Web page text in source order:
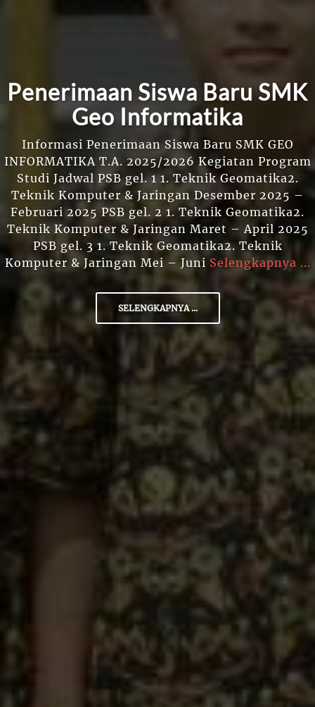
Penerimaan Siswa Baru SMK
Geo Informatika
Informasi Penerimaan Siswa Baru SMK GEO
INFORMATIKA T.A. 2025/2026 Kegiatan Program
Studi Jadwal PSB gel. 1 1. Teknik Geomatika2.
Teknik Komputer & Jaringan Desember 2025 –
Februari 2025 PSB gel. 2 1. Teknik Geomatika2.
Teknik Komputer & Jaringan Maret – April 2025
PSB gel. 3 1. Teknik Geomatika2. Teknik
Komputer & Jaringan Mei – Juni Selengkapnya ...
SELENGKAPNYA ...